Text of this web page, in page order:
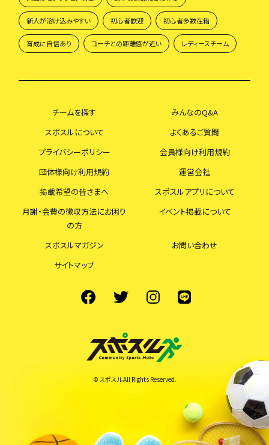
新人が溶け込みやすい 初心者歓迎 初心者多数在籍
育成に自信あり コーチとの距離感が近い レディースチーム
© スポスル All Rights Reserved.
チームを探す
みんなのQ&A
スポスルについて
よくあるご質問
プライバシーポリシー
会員様向け利用規約
団体様向け利用規約
運営会社
掲載希望の皆さまへ
スポスルアプリについて
月謝・会費の徴収方法にお困り
の方
イベント掲載について
スポスルマガジン
お問い合わせ
サイトマップ